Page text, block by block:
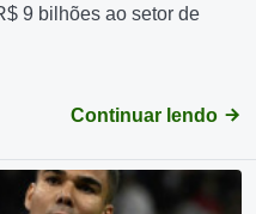
9 bilhões ao setor de
Continuar lendo